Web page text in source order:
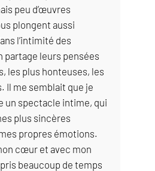
peu d’œuvres
plongent aussi
l’intimité des
partage leurs pensées
les plus honteuses, les
Il me semblait que je
un spectacle intime, qui
plus sincères
propres émotions.
cœur et avec mon
beaucoup de temps